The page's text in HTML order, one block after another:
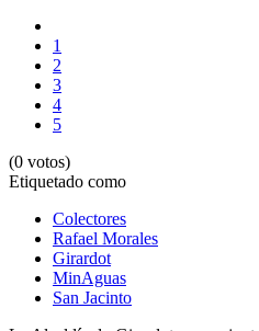
1
2
3
4
5
(0 votos)
Etiquetado como
Colectores
Rafael Morales
Girardot
MinAguas
San Jacinto